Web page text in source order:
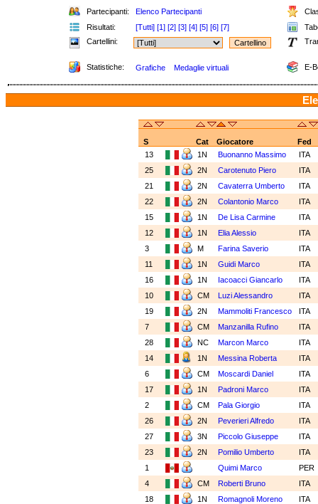
Partecipanti: Elenco Partecipanti
Risultati:
[Tutti] [1] [2] [3] [4] [5] [6] [7]
Cartellini:
Statistiche: Grafiche Medaglie virtuali E-
S Cat Giocatore Fed
13
1N Buonanno Massimo
ITA
25
2N Carotenuto Piero
ITA
21
2N Cavaterra Umberto
ITA
22
2N Colantonio Marco
ITA
15
1N De Lisa Carmine
ITA
12
1N Elia Alessio
ITA
3
M Farina Saverio
ITA
11
1N Guidi Marco
ITA
16
1N Iacoacci Giancarlo
ITA
10
CM Luzi Alessandro
ITA
19
2N Mammoliti Francesco
ITA
7
CM Manzanilla Rufino
ITA
28
NC Marcon Marco
ITA
14
1N Messina Roberta
ITA
6
CM Moscardi Daniel
ITA
17
1N Padroni Marco
ITA
2
CM Pala Giorgio
ITA
26
2N Peverieri Alfredo
ITA
27
3N Piccolo Giuseppe
ITA
23
2N Pomilio Umberto
ITA
1
Quimi Marco
PER
4
CM Roberti Bruno
ITA
18
1N Romagnoli Moreno
ITA